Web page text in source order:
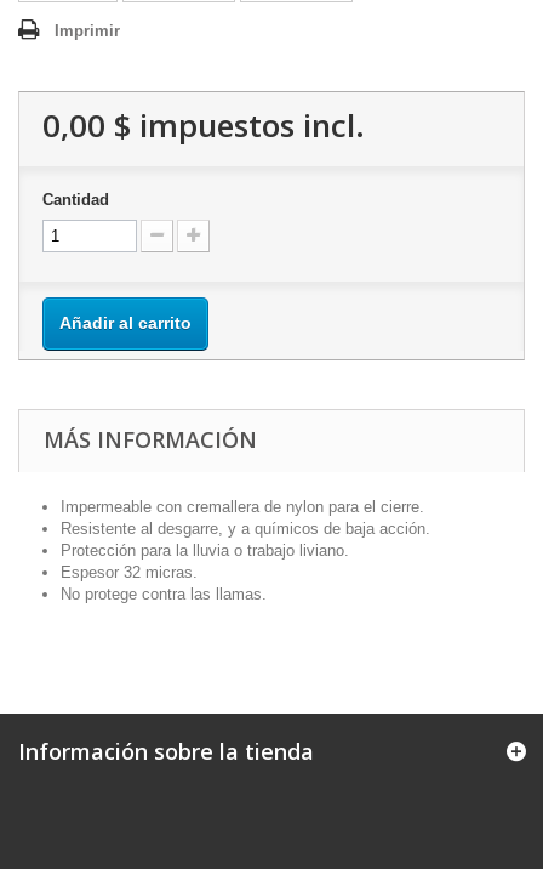
Imprimir
0,00 $ impuestos incl.
Cantidad
Añadir al carrito
MÁS INFORMACIÓN
Impermeable con cremallera de nylon para el cierre.
Resistente al desgarre, y a químicos de baja acción.
Protección para la lluvia o trabajo liviano.
Espesor 32 micras.
No protege contra las llamas.
Información sobre la tienda